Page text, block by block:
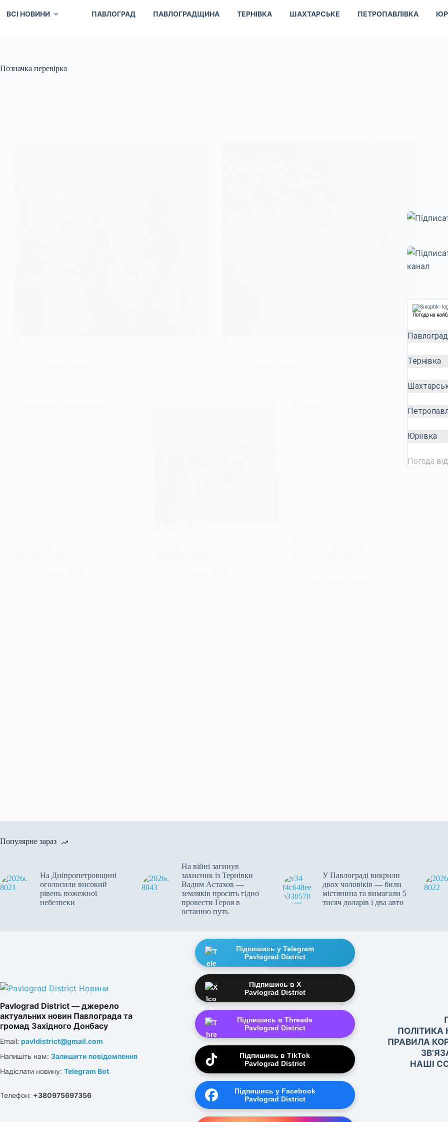
ВСІ НОВИНИ ПАВЛОГРАД ПАВЛОГРАДЩИНА ТЕРНІВКА ШАХТАРСЬКЕ ПЕТРОПАВЛІВКА
Позначка перевірка
Погода на
Павлоград
Тернівка
Юріївка
Погода від
Популярне зараз
На Дніпропетровщині
оголосили високий
рівень пожежної
небезпеки
На війні загинув
захисник із Тернівки
Вадим Астахов —
земляків просять гідно
провести Героя в
останню путь
У Павлограді викрили
двох чоловіків — били
містянина та вимагали 5
тисяч доларів і два авто
Pavlograd District — джерело
актуальних новин Павлограда та
громад Західного Донбасу
Email: pavldistrict@gmail.com
Напишіть нам: Залишити повідомлення
Надіслати новину: Telegram Bot
Телефон: +380975697356
Підпишись у Telegram
Pavlograd District
Підпишись в X
Pavlograd District
Підпишись в Threads
Pavlograd District
Підпишись в TikTok
Pavlograd District
Підпишись у Facebook
Pavlograd District
ПОЛІТИКА
ПРАВИЛА
НАШІ